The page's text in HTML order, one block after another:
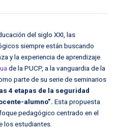
del siglo XXI, las
siempre están buscando
y la experiencia de aprendizaje.
de la PUCP, a la vanguardia de la
parte de su serie de seminarios
4 etapas de la seguridad
alumno”. Esta propuesta
pedagógico centrado en el
los estudiantes.